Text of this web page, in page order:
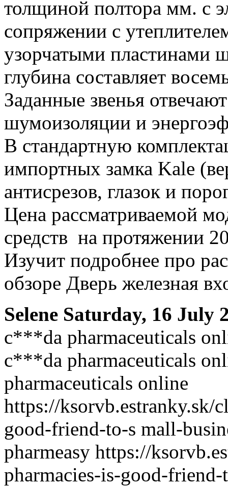
толщиной полтора мм. с
сопряжении с
узорчатыми пластинами
глубина составляет
Заданные звенья
шумоизоляции и
В стандартную
импортных замка Kale
антисрезов, глазок и
Цена рассматриваемой
средств на протяжении
Изучит подробнее про
обзоре Дверь железная
Selene Saturday, 16 July
c***da pharmaceuticals
c***da pharmaceuticals
pharmaceuticals online
https://ksorvb.estranky.sk/
good-friend-to-s mall-
pharmeasy https://
pharmacies-is-good-